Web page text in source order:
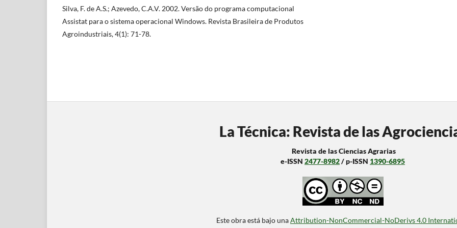
Silva, F. de A.S.; Azevedo, C.A.V. 2002. Versão do programa computacional
Assistat para o sistema operacional Windows. Revista Brasileira de Produtos
Agroindustriais, 4(1): 71-78.
La Técnica: Revista de las
Revista de las Ciencias Agrarias
e-ISSN 2477-8982/ p-ISSN 1390-6895
Este obra está bajo unaAttribution-NonCommercial-NoDerivs 4.0